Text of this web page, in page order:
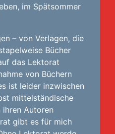
im Spätsommer
– von Verlagen, die
Bücher
das Lektorat
von Büchern
ist leider inzwischen
mittelständische
Autoren
gibt es für mich